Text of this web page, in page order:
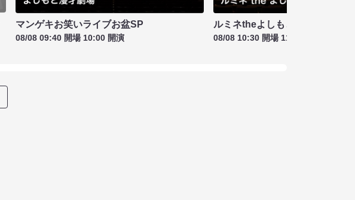
マンゲキお笑いライブお盆SP
08/08 09:40 開場 10:00 開演
ルミネtheよしもと お盆特別興行
08/08 10:30 開場 11:00 開演